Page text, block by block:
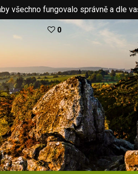
všechno fungovalo správně a dle
0